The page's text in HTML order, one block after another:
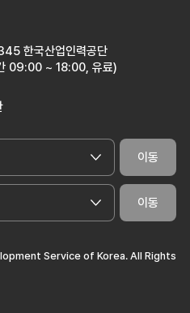
한국산업인력공단
09:00 ~ 18:00, 유료)
이동
이동
Service of Korea. All Rights